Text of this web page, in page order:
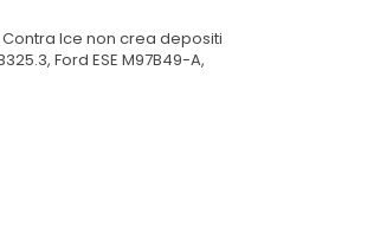
Ice non crea depositi
Ford ESE M97B49-A,